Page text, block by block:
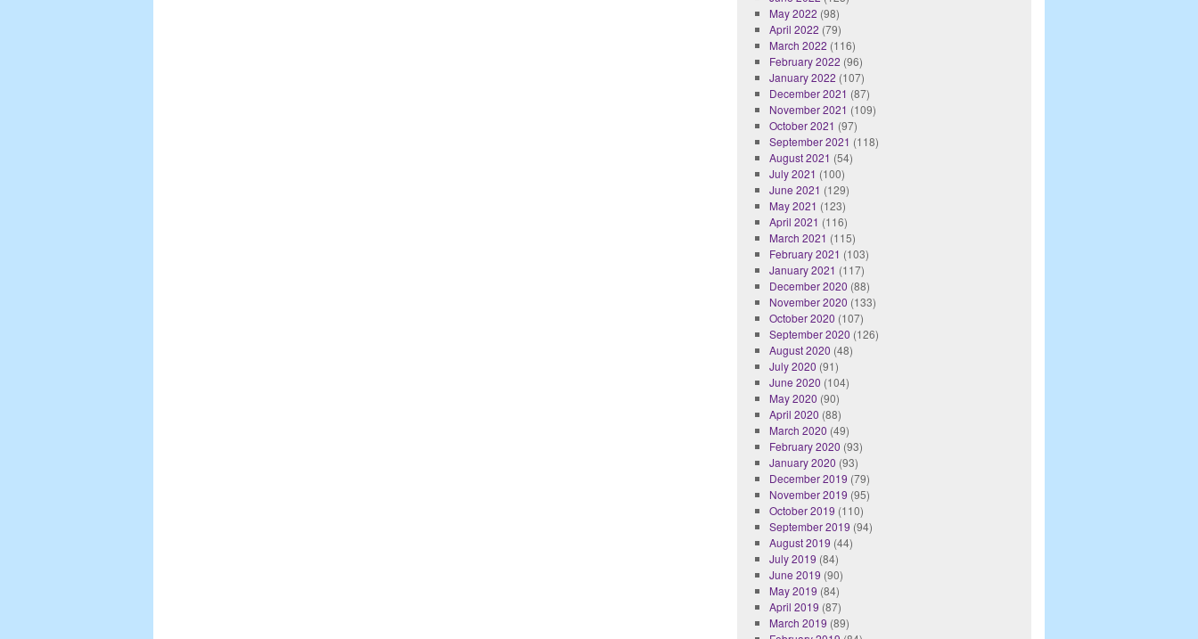
May 2022 (98)
April 2022 (79)
March 2022 (116)
February 2022 (96)
January 2022 (107)
December 2021 (87)
November 2021 (109)
October 2021 (97)
September 2021 (118)
August 2021 (54)
July 2021 (100)
June 2021 (129)
May 2021 (123)
April 2021 (116)
March 2021 (115)
February 2021 (103)
January 2021 (117)
December 2020 (88)
November 2020 (133)
October 2020 (107)
September 2020 (126)
August 2020 (48)
July 2020 (91)
June 2020 (104)
May 2020 (90)
April 2020 (88)
March 2020 (49)
February 2020 (93)
January 2020 (93)
December 2019 (79)
November 2019 (95)
October 2019 (110)
September 2019 (94)
August 2019 (44)
July 2019 (84)
June 2019 (90)
May 2019 (84)
April 2019 (87)
March 2019 (89)